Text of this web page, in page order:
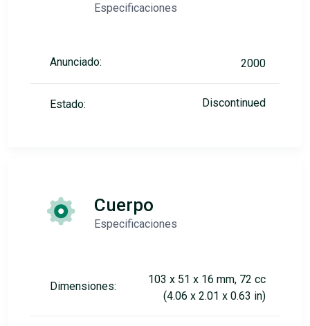
Especificaciones
Anunciado: 2000
Estado: Discontinued
Cuerpo
Especificaciones
Dimensiones:
103 x 51 x 16 mm, 72 cc
(4.06 x 2.01 x 0.63 in)